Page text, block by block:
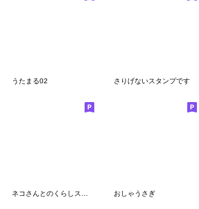
うたまる02 さりげないスタンプです
おしゃうさぎ